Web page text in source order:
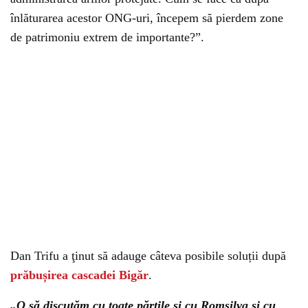
înlăturarea acestor ONG-uri, începem să pierdem zone
de patrimoniu extrem de importante?”.
Dan Trifu a ţinut să adauge câteva posibile soluții după
prăbușirea cascadei Bigăr.
„O să discutăm cu toate părțile și cu Romsilva și cu